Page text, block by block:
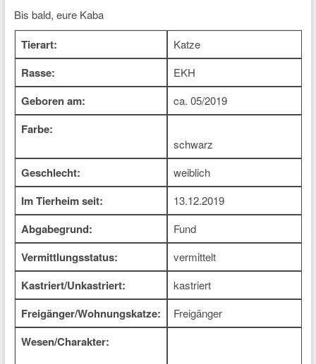
Bis bald, eure Kaba
Tierart: Katze
Rasse: EKH
Geboren am: ca. 05/2019
Farbe:
schwarz
Geschlecht: weiblich
Im Tierheim seit: 13.12.2019
Abgabegrund: Fund
Vermittlungsstatus: vermittelt
Kastriert/Unkastriert: kastriert
Freigänger/Wohnungskatze: Freigänger
Wesen/Charakter: